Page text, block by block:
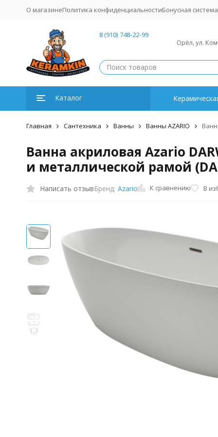
О магазинеПолитика конфиденциальностиБонусная система
8 (910) 748-22-99
Орёл, ул.
Каталог
Главная Сантехника Ванны Ванны AZARIO
Ванна акриловая Azario
и металлической рамой
Написать отзывБренд: Azario К сравнению В